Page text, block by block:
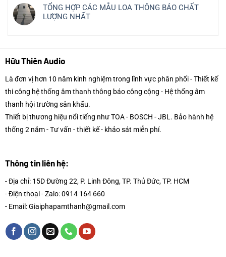
TỔNG HỢP CÁC MẪU LOA THÔNG BÁO CHẤT
LƯỢNG NHẤT
Hữu Thiên Audio
Là đơn vị hơn 10 năm kinh nghiệm trong lĩnh vực phân phối - Thiết kế
thi công hệ thống âm thanh thông báo công cộng - Hệ thống âm
thanh hội trường sân khấu.
Thiết bị thương hiệu nổi tiếng như TOA - BOSCH - JBL. Bảo hành hệ
thống 2 năm - Tư vấn - thiết kế - khảo sát miễn phí.
Thông tin liên hệ:
- Địa chỉ: 15D Đường 22, P. Linh Đông, TP. Thủ Đức, TP. HCM
- Điện thoại - Zalo: 0914 164 660
- Email: Giaiphapamthanh@gmail.com